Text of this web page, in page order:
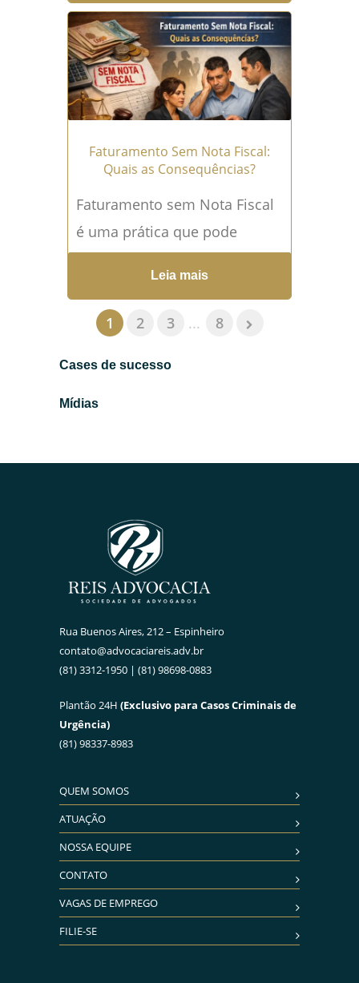
tema surge, a sociedade já...
Leia mais →
Faturamento Sem Nota Fiscal:
Quais as Consequências?
Faturamento sem Nota Fiscal
é uma prática que pode
parecer inofensiva no dia a
dia de muitos empresários,
mas que esconde riscos
jurídicos...
Leia mais
1 2 3 ... 8
Cases de sucesso
Mídias
Rua Buenos Aires, 212 – Espinheiro
contato@advocaciareis.adv.br
(81) 3312-1950 | (81) 98698-0883
Plantão 24H (Exclusivo para Casos Criminais de
Urgência)
(81) 98337-8983
QUEM SOMOS
ATUAÇÃO
NOSSA EQUIPE
CONTATO
VAGAS DE EMPREGO
FILIE-SE